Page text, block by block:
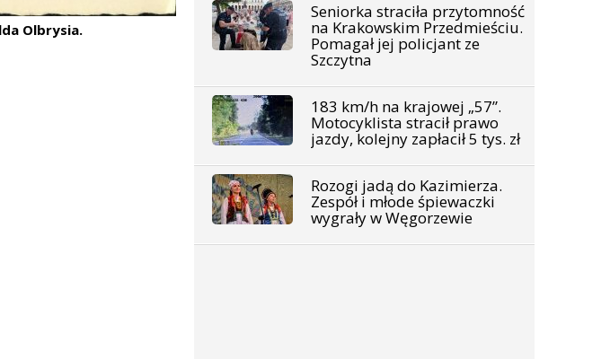
Olbrysia.
Seniorka straciła przytomność
na Krakowskim Przedmieściu.
Pomagał jej policjant ze
Szczytna
183 km/h na krajowej „57”.
Motocyklista stracił prawo
jazdy, kolejny zapłacił 5 tys. zł
Rozogi jadą do Kazimierza.
Zespół i młode śpiewaczki
wygrały w Węgorzewie